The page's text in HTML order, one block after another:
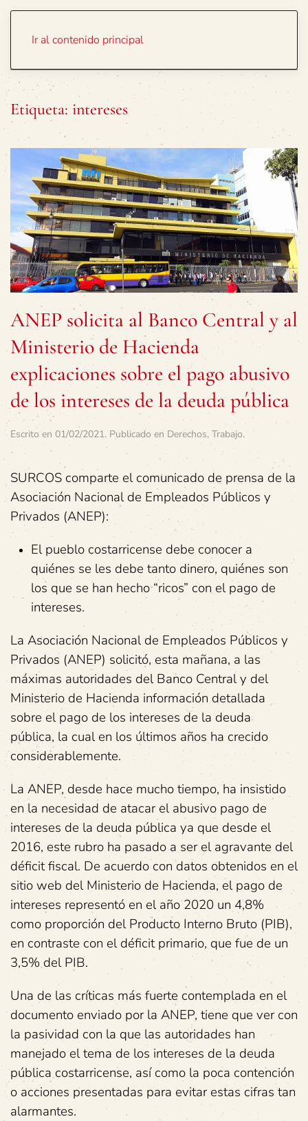
Ir al contenido principal
Etiqueta: intereses
ANEP solicita al Banco Central y al
Ministerio de Hacienda
explicaciones sobre el pago abusivo
de los intereses de la deuda pública
Escrito en 01/02/2021. Publicado en Derechos, Trabajo.
SURCOS comparte el comunicado de prensa de la
Asociación Nacional de Empleados Públicos y
Privados (ANEP):
El pueblo costarricense debe conocer a
quiénes se les debe tanto dinero, quiénes son
los que se han hecho “ricos” con el pago de
intereses.
La Asociación Nacional de Empleados Públicos y
Privados (ANEP) solicitó, esta mañana, a las
máximas autoridades del Banco Central y del
Ministerio de Hacienda información detallada
sobre el pago de los intereses de la deuda
pública, la cual en los últimos años ha crecido
considerablemente.
La ANEP, desde hace mucho tiempo, ha insistido
en la necesidad de atacar el abusivo pago de
intereses de la deuda pública ya que desde el
2016, este rubro ha pasado a ser el agravante del
déficit fiscal. De acuerdo con datos obtenidos en el
sitio web del Ministerio de Hacienda, el pago de
intereses representó en el año 2020 un 4,8%
como proporción del Producto Interno Bruto (PIB),
en contraste con el déficit primario, que fue de un
3,5% del PIB.
Una de las críticas más fuerte contemplada en el
documento enviado por la ANEP, tiene que ver con
la pasividad con la que las autoridades han
manejado el tema de los intereses de la deuda
pública costarricense, así como la poca contención
o acciones presentadas para evitar estas cifras tan
alarmantes.